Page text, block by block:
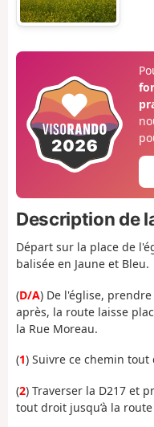
Description de
Départ sur la place de
balisée en Jaune et Bleu.
(D/A) De l'église,
après, la route laisse
la Rue Moreau.
(1) Suivre ce chemin tout
(2) Traverser la D217 et
tout droit jusqu’à la